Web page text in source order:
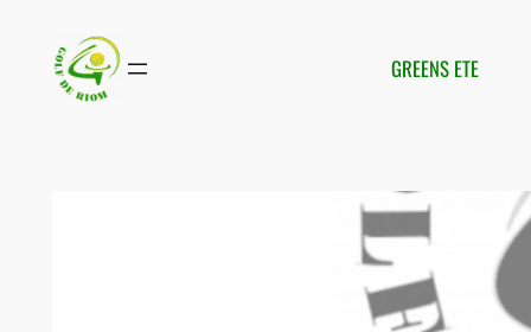
contenu
GREENS ETE
Remise des prix :
Treyves Paysage –
Couleur Nature